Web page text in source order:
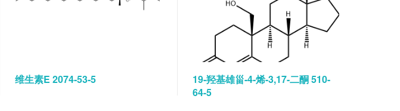
维生素E 2074-53-5
19-羟基雄甾-4-烯-3,17-二酮 510-
64-5